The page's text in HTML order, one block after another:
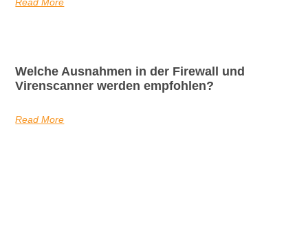
Read More
Welche Ausnahmen in der Firewall und
Virenscanner werden empfohlen?
Read More